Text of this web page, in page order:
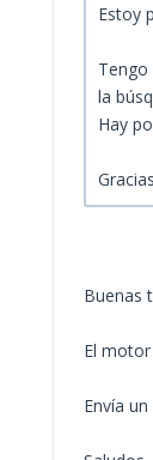
Estoy
la
Hay
Buenas
El
Envía